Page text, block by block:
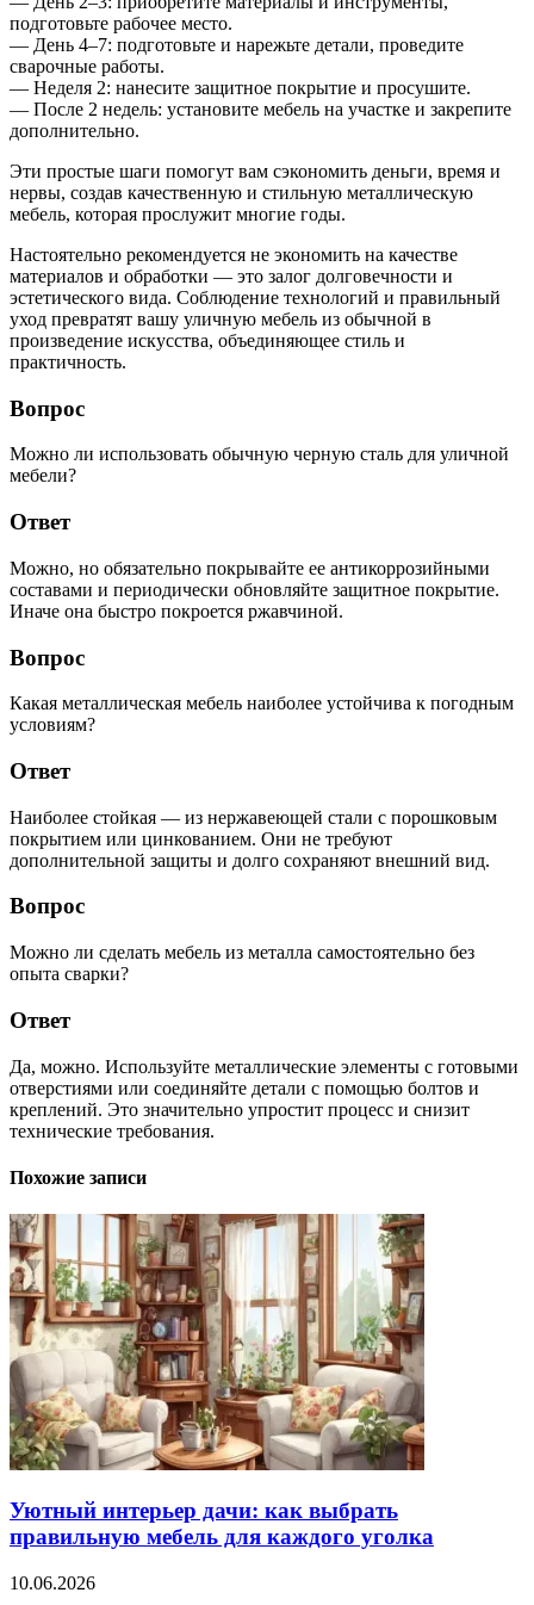
подготовьте рабочее место.
— День 4–7: подготовьте и нарежьте детали, проведите
сварочные работы.
— Неделя 2: нанесите защитное покрытие и просушите.
— После 2 недель: установите мебель на участке и закрепите
дополнительно.
Эти простые шаги помогут вам сэкономить деньги, время и
нервы, создав качественную и стильную металлическую
мебель, которая прослужит многие годы.
Настоятельно рекомендуется не экономить на качестве
материалов и обработки — это залог долговечности и
эстетического вида. Соблюдение технологий и правильный
уход превратят вашу уличную мебель из обычной в
произведение искусства, объединяющее стиль и
практичность.
Вопрос
Можно ли использовать обычную черную сталь для уличной
мебели?
Ответ
Можно, но обязательно покрывайте ее антикоррозийными
составами и периодически обновляйте защитное покрытие.
Иначе она быстро покроется ржавчиной.
Вопрос
Какая металлическая мебель наиболее устойчива к погодным
условиям?
Ответ
Наиболее стойкая — из нержавеющей стали с порошковым
покрытием или цинкованием. Они не требуют
дополнительной защиты и долго сохраняют внешний вид.
Вопрос
Можно ли сделать мебель из металла самостоятельно без
опыта сварки?
Ответ
Да, можно. Используйте металлические элементы с готовыми
отверстиями или соединяйте детали с помощью болтов и
креплений. Это значительно упростит процесс и снизит
технические требования.
Похожие записи
Уютный интерьер дачи: как выбрать
правильную мебель для каждого уголка
10.06.2026